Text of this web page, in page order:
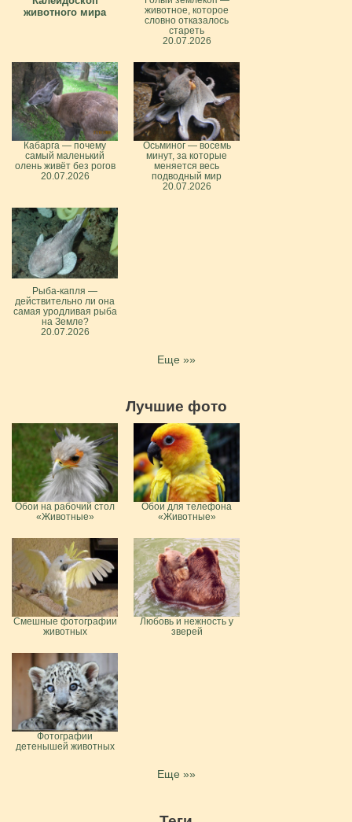
животного мира
животное, которое
словно отказалось
стареть
20.07.2026
Кабарга — почему
самый маленький
олень живёт без рогов
20.07.2026
Осьминог — восемь
минут, за которые
меняется весь
подводный мир
20.07.2026
Рыба-капля —
действительно ли она
самая уродливая рыба
на Земле?
20.07.2026
Еще »»
Лучшие фото
Обои на рабочий стол
«Животные»
Обои для телефона
«Животные»
Смешные фотографии
животных
Любовь и нежность у
зверей
Фотографии
детенышей животных
Еще »»